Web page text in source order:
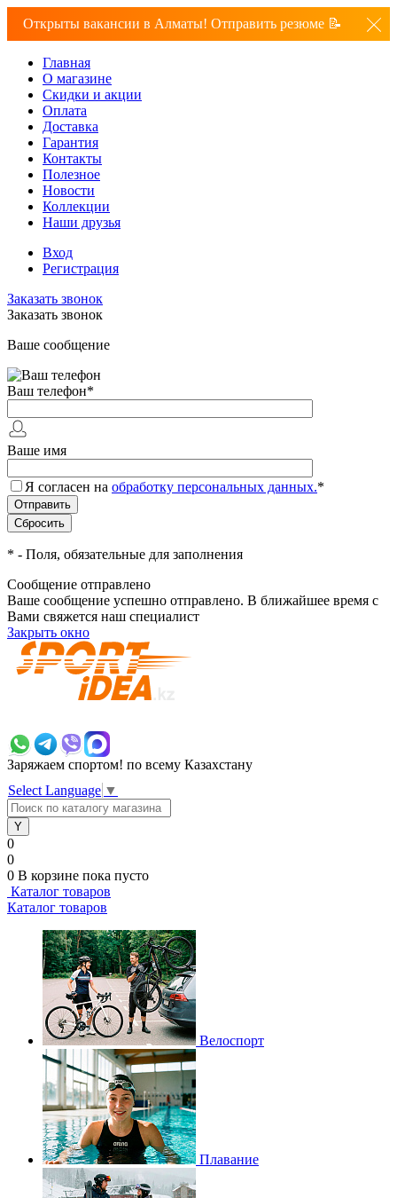
Открыты вакансии в Алматы! Отправить резюме 📝
Главная
О магазине
Скидки и акции
Оплата
Доставка
Гарантия
Контакты
Полезное
Новости
Коллекции
Наши друзья
Вход
Регистрация
Заказать звонок
Заказать звонок
Ваше сообщение
Ваш телефон*
Ваше имя
Я согласен на обработку персональных данных.*
* - Поля, обязательные для заполнения
Сообщение отправлено
Ваше сообщение успешно отправлено. В ближайшее время с
Вами свяжется наш специалист
Закрыть окно
Заряжаем спортом! по всему Казахстану
Select Language ▼
0
0
0 В корзине пока пусто
Каталог товаров
Каталог товаров
Велоспорт
Плавание